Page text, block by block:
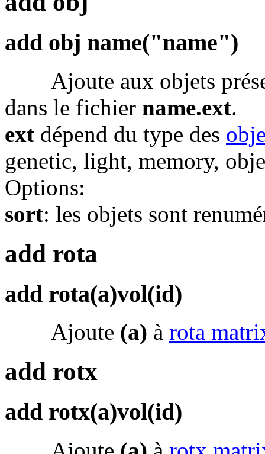
add obj name("name")
Ajoute aux objets
dans le fichier name.ext.
ext dépend du type des
genetic, light, memory,
Options:
sort: les objets sont
add rota
add rota(a)vol(id)
Ajoute (a) à rota
add rotx
add rotx(a)vol(id)